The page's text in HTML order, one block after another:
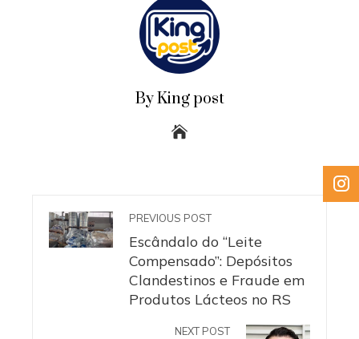
By King post
PREVIOUS POST
Escândalo do “Leite
Compensado”: Depósitos
Clandestinos e Fraude em
Produtos Lácteos no RS
NEXT POST